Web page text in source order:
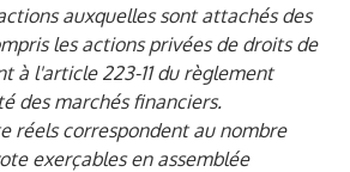
auxquelles sont attachés des
les actions privées de droits de
à l'article 223-11 du règlement
des marchés financiers.
réels correspondent au nombre
exerçables en assemblée